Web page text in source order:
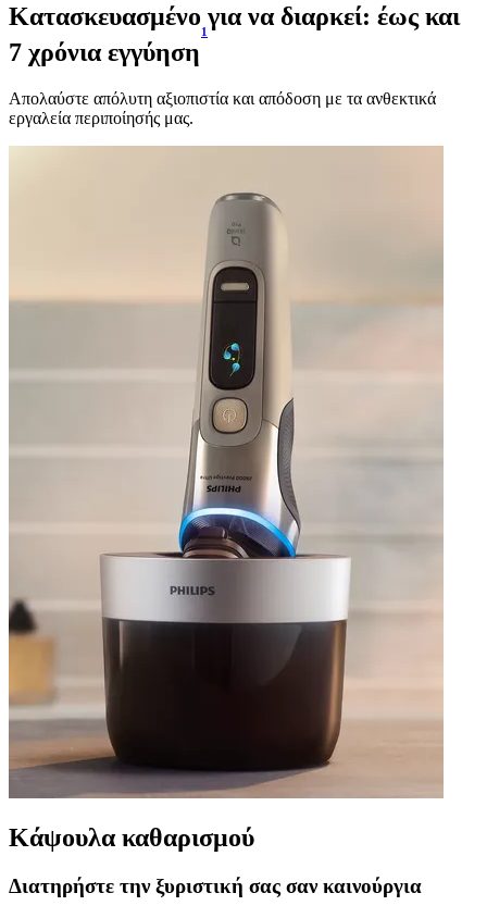
Κατασκευασμένο για να διαρκεί: έως και
7 χρόνια εγγύηση
1
Απολαύστε απόλυτη αξιοπιστία και απόδοση με τα ανθεκτικά
εργαλεία περιποίησής μας.
Κάψουλα καθαρισμού
Διατηρήστε την ξυριστική σας σαν καινούργια